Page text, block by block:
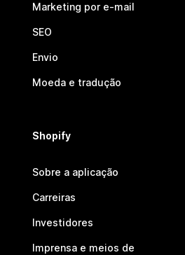
Marketing por e-mail
SEO
Envio
Moeda e tradução
Shopify
Sobre a aplicação
Carreiras
Investidores
Imprensa e meios de